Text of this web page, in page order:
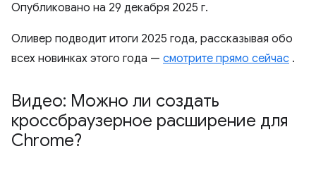
Опубликовано на 29 декабря 2025 г.
Оливер подводит итоги 2025 года, рассказывая обо
всех новинках этого года — смотрите прямо сейчас .
Видео: Можно ли создать
кроссбраузерное расширение для
Chrome?